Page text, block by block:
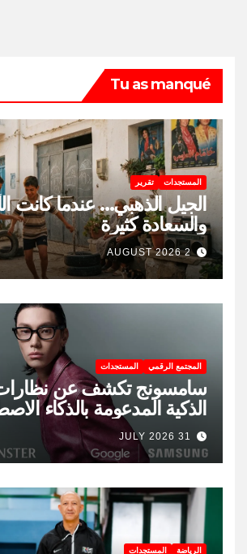
Tu as manqué
المستجدات تقرير
الجيل الذهبي… عندما كانت
والسعادة كثيرة
2 AUGUST 2026
المجتمع الرقمي المستجدات
الذكية المدعومة بالذكاء
31 JULY 2026
الرياضة المستجدات